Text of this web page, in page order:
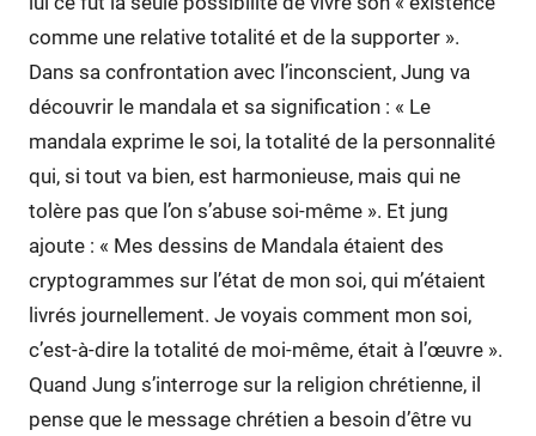
comme une relative totalité et de la supporter ».
Dans sa confrontation avec l’inconscient, Jung va
découvrir le mandala et sa signification : « Le
mandala exprime le soi, la totalité de la personnalité
qui, si tout va bien, est harmonieuse, mais qui ne
tolère pas que l’on s’abuse soi-même ». Et jung
ajoute : « Mes dessins de Mandala étaient des
cryptogrammes sur l’état de mon soi, qui m’étaient
livrés journellement. Je voyais comment mon soi,
c’est-à-dire la totalité de moi-même, était à l’œuvre ».
Quand Jung s’interroge sur la religion chrétienne, il
pense que le message chrétien a besoin d’être vu